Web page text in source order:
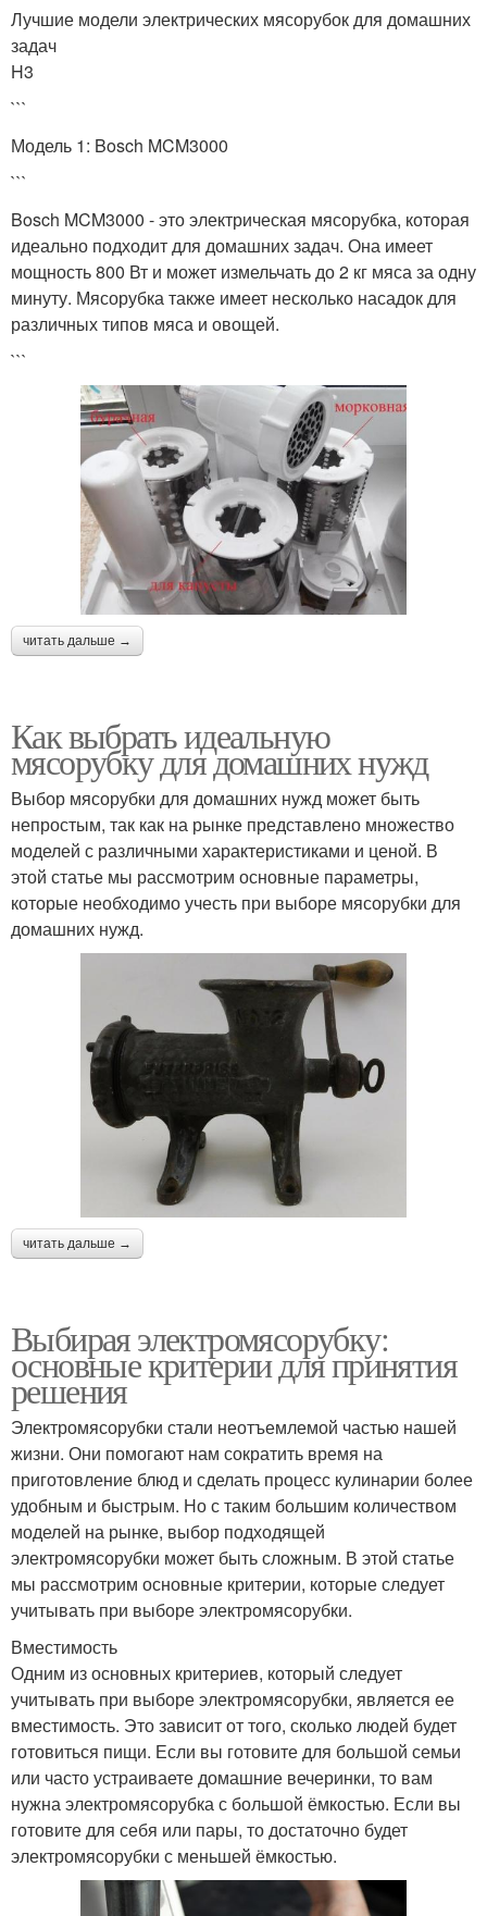
Лучшие модели электрических мясорубок для домашних
задач
H3
```
Модель 1: Bosch MCM3000
```
Bosch MCM3000 - это электрическая мясорубка, которая
идеально подходит для домашних задач. Она имеет
мощность 800 Вт и может измельчать до 2 кг мяса за одну
минуту. Мясорубка также имеет несколько насадок для
различных типов мяса и овощей.
```
читать дальше →
Как выбрать идеальную
мясорубку для домашних нужд
Выбор мясорубки для домашних нужд может быть
непростым, так как на рынке представлено множество
моделей с различными характеристиками и ценой. В
этой статье мы рассмотрим основные параметры,
которые необходимо учесть при выборе мясорубки для
домашних нужд.
читать дальше →
Выбирая электромясорубку:
основные критерии для принятия
решения
Электромясорубки стали неотъемлемой частью нашей
жизни. Они помогают нам сократить время на
приготовление блюд и сделать процесс кулинарии более
удобным и быстрым. Но с таким большим количеством
моделей на рынке, выбор подходящей
электромясорубки может быть сложным. В этой статье
мы рассмотрим основные критерии, которые следует
учитывать при выборе электромясорубки.
Вместимость
Одним из основных критериев, который следует
учитывать при выборе электромясорубки, является ее
вместимость. Это зависит от того, сколько людей будет
готовиться пищи. Если вы готовите для большой семьи
или часто устраиваете домашние вечеринки, то вам
нужна электромясорубка с большой ёмкостью. Если вы
готовите для себя или пары, то достаточно будет
электромясорубки с меньшей ёмкостью.